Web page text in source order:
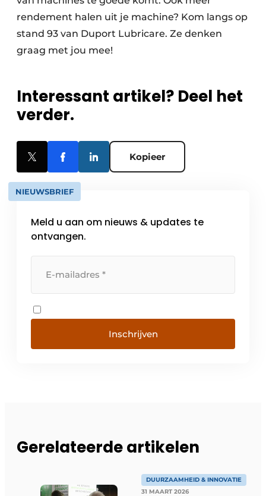
rendement halen uit je machine? Kom langs op
stand 93 van Duport Lubricare. Ze denken
graag met jou mee!
Interessant artikel? Deel het
verder.
Kopieer
NIEUWSBRIEF
Meld u aan om nieuws & updates te
ontvangen.
Inschrijven
Gerelateerde artikelen
DUURZAAMHEID & INNOVATIE
31 MAART 2026